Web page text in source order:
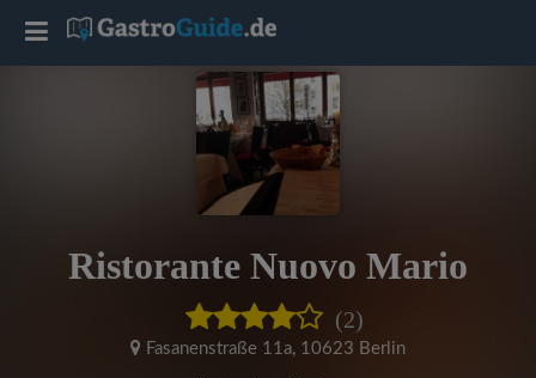
Ristorante Nuovo Mario
(2)
Fasanenstraße 11a, 10623 Berlin
T